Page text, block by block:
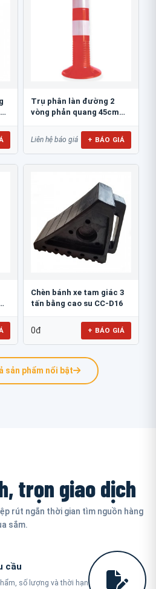
Trụ phân làn đường 2
vòng phản quang 45cm
Liên hệ báo giá + BÁO GIÁ
Chèn bánh xe tam giác 3
tấn bằng cao su CC-D16
0đ + BÁO GIÁ
sản phẩm nổi bật
trọn giao dịch
rút ngắn thời gian tìm nguồn hàng
sắm.
cầu
số lượng và thời hạn